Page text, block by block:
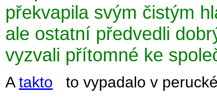
překvapila svým čistým
ale ostatní předvedli
vyzvali přítomné ke
Atakto to vypadalo v